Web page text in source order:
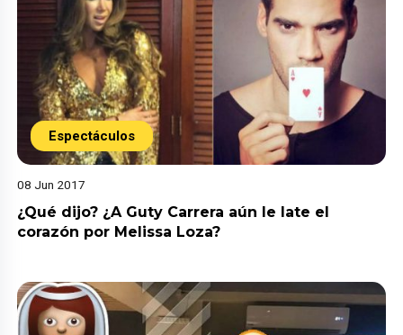
Espectáculos
08 Jun 2017
¿Qué dijo? ¿A Guty Carrera aún le late el
corazón por Melissa Loza?